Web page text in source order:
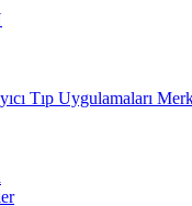
Tıp Uygulamaları